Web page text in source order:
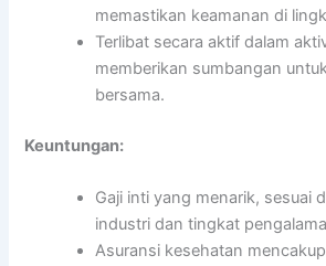
memastikan keamanan di
Terlibat secara aktif dalam
memberikan sumbangan
bersama.
Keuntungan:
Gaji inti yang menarik, sesuai
industri dan tingkat
Asuransi kesehatan